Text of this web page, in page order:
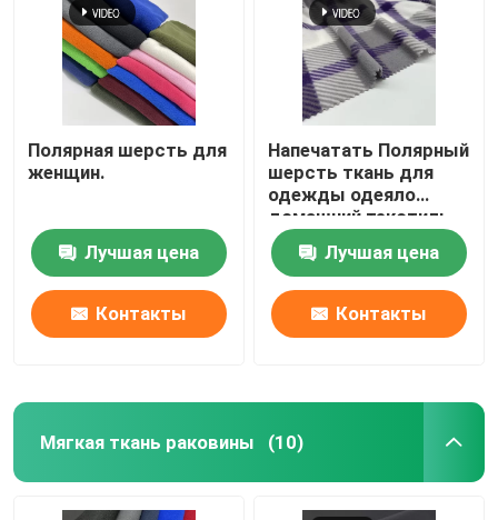
Полярная шерсть для
женщин.
Лучшая цена
Контакты
Напечатать Полярный
шерсть ткань для
одежды одеяло
домашний текстиль
Лучшая цена
Контакты
Мягкая ткань раковины (10)